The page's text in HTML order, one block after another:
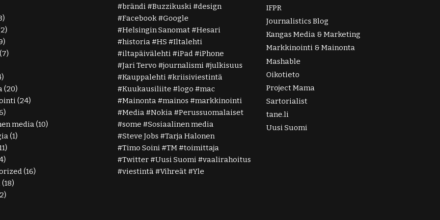
(20)
(24)
media (10)
(1)
(16)
(18)
brändi Buzzikuski
design
Facebook
Google
Helsingin Sanomat
Hesari
historia
HS
Iltalehti
iltapäivälehti
iPad
iPhone
Jari Tervo
journalismi
julkisuus
Kauppalehti
kriisiviestintä
Kuukausiliite
logo
mac
Mainonta
mainos
markkinointi
Media
Nokia
Perussuomalaiset
some
Sosiaalinen media
Steve Jobs
Tarja Halonen
Timo Soini
TM
toimittaja
Twitter
Uusi Suomi
vaalirahoitus
viestintä
Vihreät Yle
IFPR
Journalistics Blog
Kangas Media & Marketing
Markkinointi & Mainonta
Mashable
Oikotieto
Project Mama
Sartorialist
tane.li
Uusi Suomi